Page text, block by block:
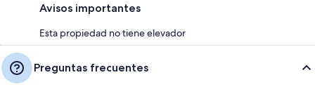
Avisos importantes
Esta propiedad no tiene elevador
Preguntas frecuentes